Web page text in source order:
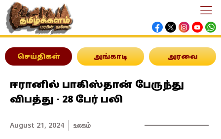
செய்திகள் அங்காடி அரவை
ஈரானில் பாகிஸ்தான் பேருந்து
விபத்து - 28 பேர் பலி
August 21, 2024 உலகம்